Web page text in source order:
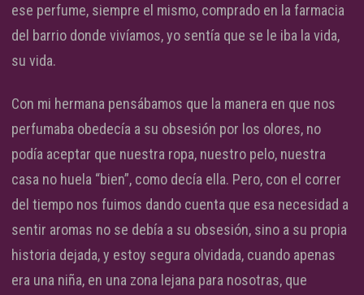
ese perfume, siempre el mismo, comprado en la farmacia
del barrio donde vivíamos, yo sentía que se le iba la vida,
su vida.
Con mi hermana pensábamos que la manera en que nos
perfumaba obedecía a su obsesión por los olores, no
podía aceptar que nuestra ropa, nuestro pelo, nuestra
casa no huela “bien”, como decía ella. Pero, con el correr
del tiempo nos fuimos dando cuenta que esa necesidad a
sentir aromas no se debía a su obsesión, sino a su propia
historia dejada, y estoy segura olvidada, cuando apenas
era una niña, en una zona lejana para nosotras, que